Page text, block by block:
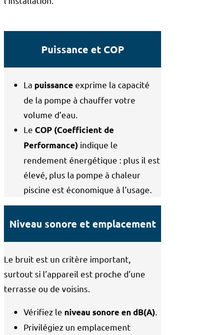
Puissance et COP
La puissanceexprime la capacité
de la pompe à chauffer votre
volume d’eau.
Le COP (Coefficient de
Performance)​ indique le
rendement énergétique : plus il est
élevé, plus la pompe à chaleur
piscine est économique à l’usage.
Niveau sonore et emplacement
Le bruit est un critère important,
surtout si l’appareil est proche d’une
terrasse ou de voisins.
Vérifiez le niveau sonore en dB(A).
Privilégiez un emplacement